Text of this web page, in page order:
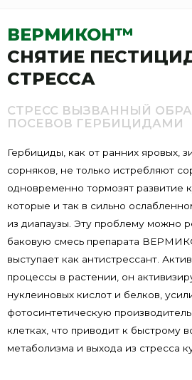
ВЕРМИКОН™
СНЯТИЕ
СТРЕССА
СТРЕСС ВЫЗВАННЫЙ
ПОСЕВОВ ГЕРБИЦИДАМИ
Гербициды, как от ранних яровых,
сорняков, не только истребляют
одновременно тормозят развитие
которые и так в сильно
из диапаузы. Эту проблему можно
баковую смесь препарата
выступает как антистрессант.
процессы в растении, он
нуклеиновых кислот и белков,
фотосинтетическую
клетках, что приводит к быстрому
метаболизма и выхода из стресса